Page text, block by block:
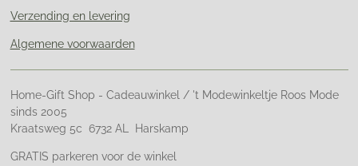
Verzending en levering
Algemene voorwaarden
Home-Gift Shop - Cadeauwinkel / 't Modewinkeltje Roos Mode
sinds 2005
Kraatsweg 5c 6732 AL Harskamp
GRATIS parkeren voor de winkel